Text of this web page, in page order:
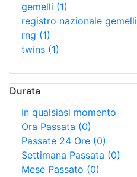
gemelli (1)
registro nazionale gemelli
rng (1)
twins (1)
Durata
In qualsiasi momento
Ora Passata (0)
Passate 24 Ore (0)
Settimana Passata (0)
Mese Passato (0)